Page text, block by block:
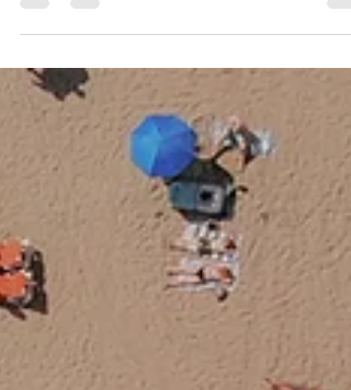
vacacional ya que muchos
alquilaban de forma...